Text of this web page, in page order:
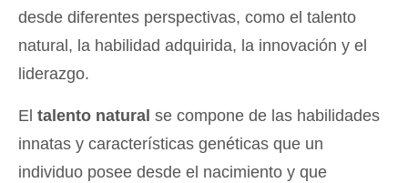
desde diferentes perspectivas, como el talento
natural, la habilidad adquirida, la innovación y el
liderazgo.
El talento natural se compone de las habilidades
innatas y características genéticas que un
individuo posee desde el nacimiento y que